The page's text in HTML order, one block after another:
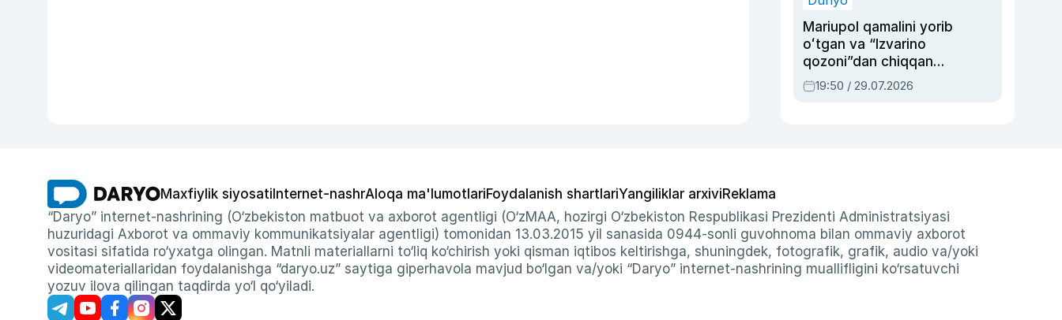
Mariupol qamalini yorib
oʻtgan va “Izvarino
qozoni”dan chiqqan
qahramon — Ukraina
armiyasi bosh
19:50 / 29.07.2026
Maxfiylik siyosati Internet-nashrAloqa ma'lumotlariFoydalanish shartlariYangiliklar arxiviReklama
“Daryo” internet-nashrining (O‘zbekiston matbuot va axborot agentligi (O‘zMAA, hozirgi O‘zbekiston Respublikasi Prezidenti Administratsiyasi
huzuridagi Axborot va ommaviy kommunikatsiyalar agentligi) tomonidan 13.03.2015 yil sanasida 0944-sonli guvohnoma bilan ommaviy axborot
vositasi sifatida ro‘yxatga olingan. Matnli materiallarni to‘liq ko‘chirish yoki qisman iqtibos keltirishga, shuningdek, fotografik, grafik, audio va/yoki
videomateriallaridan foydalanishga “daryo.uz” saytiga giperhavola mavjud bo‘lgan va/yoki “Daryo” internet-nashrining muallifligini ko‘rsatuvchi
yozuv ilova qilingan taqdirda yo‘l qo‘yiladi.